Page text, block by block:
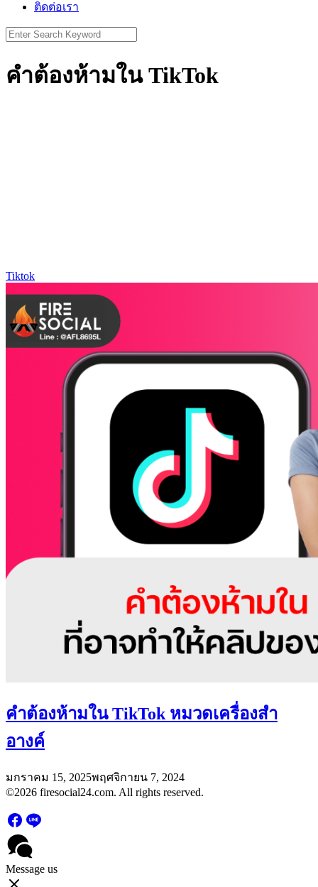
ติดต่อเรา
Search
for:
คำต้องห้ามใน TikTok
Tiktok
คำต้องห้ามใน TikTok หมวดเครื่องสำ
อางค์
มกราคม 15, 2025พฤศจิกายน 7, 2024
©2026 firesocial24.com. All rights reserved.
Message us